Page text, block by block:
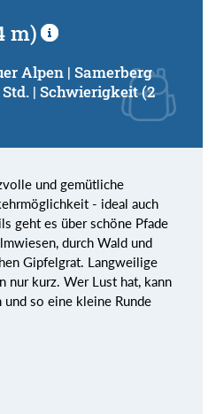
m)
Alpen | Samerberg
| Schwierigkeit (2
und gemütliche
- ideal auch
geht es über schöne Pfade
durch Wald und
Gipfelgrat. Langweilige
nur kurz. Wer Lust hat, kann
so eine kleine Runde